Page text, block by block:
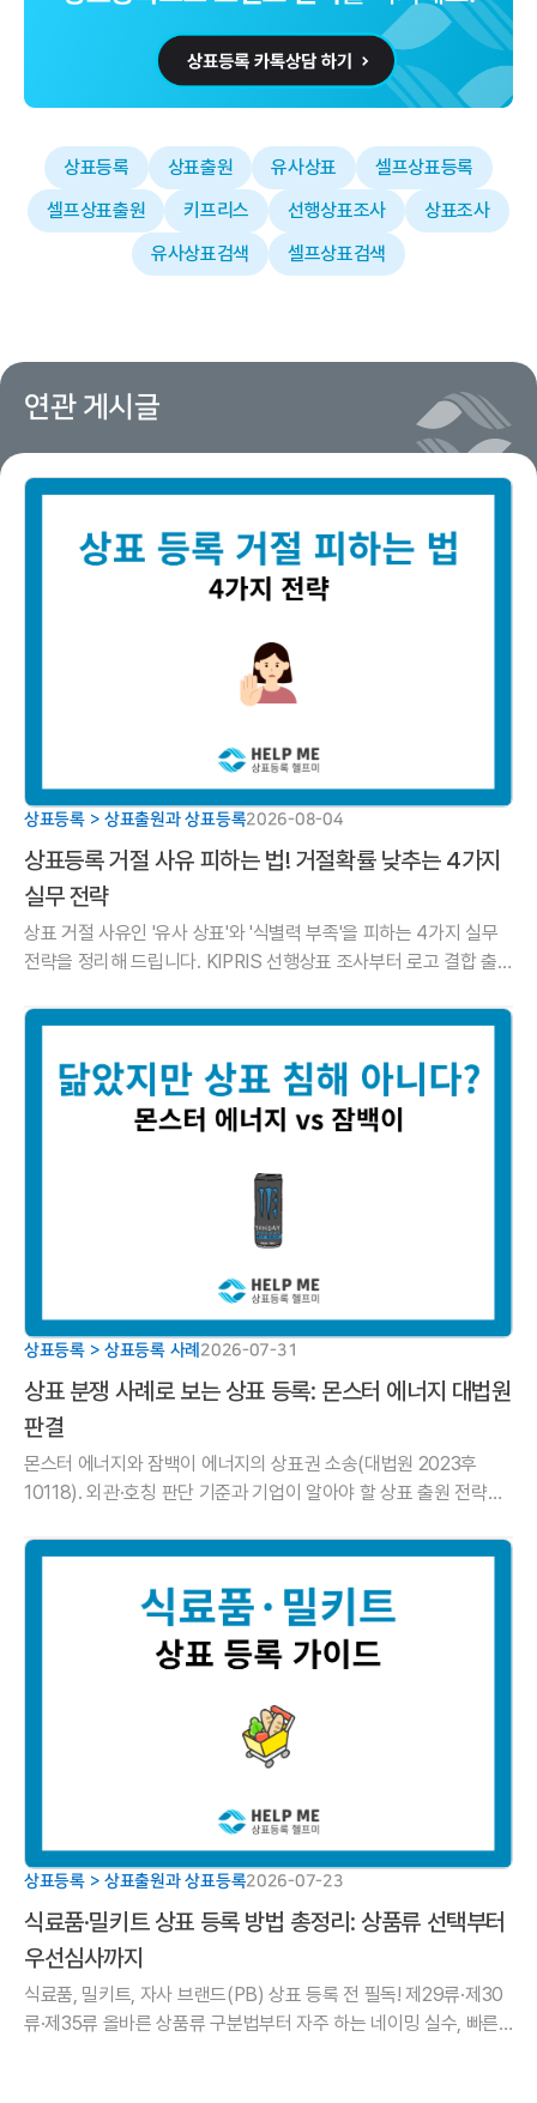
상표등록 상표출원 유사상표
셀프상표등록
셀프상표출원
키프리스 선행상표조사
상표조사
유사상표검색
셀프상표검색
연관 게시글
상표등록 > 상표출원과 상표등록2026-08-04
상표등록 거절 사유 피하는 법! 거절확률 낮추는 4가지
실무 전략
상표 거절 사유인 '유사 상표'와 '식별력 부족'을 피하는 4가지 실무
전략을 정리해 드립니다. KIPRIS 선행상표 조사부터 로고 결합 출
상표등록 > 상표등록 사례 2026-07-31
상표 분쟁 사례로 보는 상표 등록: 몬스터 에너지 대법원
판결
몬스터 에너지와 잠백이 에너지의 상표권 소송(대법원 2023후
10118). 외관·호칭 판단 기준과 기업이 알아야 할 상표 출원 전략을
상표등록 > 상표출원과 상표등록2026-07-23
식료품·밀키트 상표 등록 방법 총정리: 상품류 선택부터
우선심사까지
식료품, 밀키트, 자사 브랜드(PB) 상표 등록 전 필독! 제29류·제30
류·제35류 올바른 상품류 구분법부터 자주 하는 네이밍 실수, 빠른